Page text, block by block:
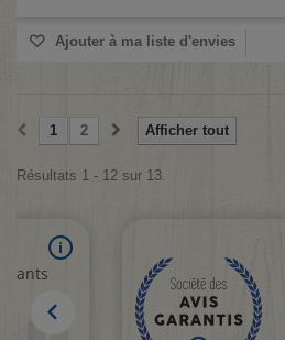
Ajouter à ma liste d'envies
Afficher tout
1 2
Résultats 1 - 12 sur 13.